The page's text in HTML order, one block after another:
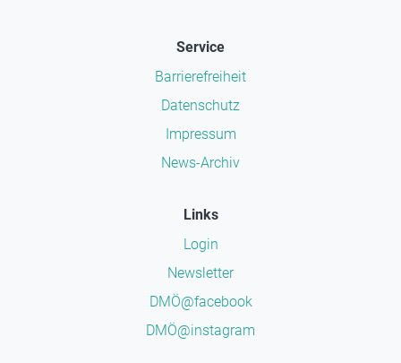
Service
Barrierefreiheit
Datenschutz
Impressum
News-Archiv
Links
Login
Newsletter
DMÖ@facebook
DMÖ@instagram